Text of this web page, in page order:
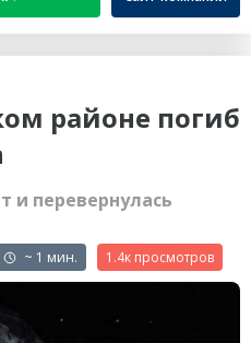
районе погиб
и перевернулась
~ 1 мин. 1.4к